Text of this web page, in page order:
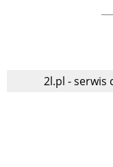
2l.pl - serwis